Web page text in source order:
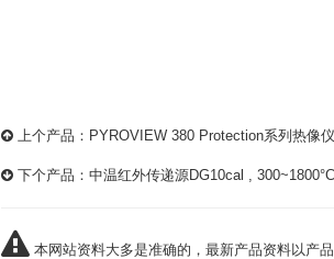
上个产品： PYROVIEW 380 Protection系列热像
下个产品： 中温红外传递源DG10cal , 300~1800°C
本网站资料大多是准确的，最新产品资料以产